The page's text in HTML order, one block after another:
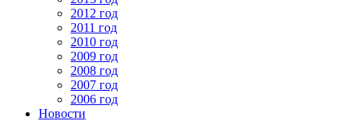
2012 год
2011 год
2010 год
2009 год
2008 год
2007 год
2006 год
Новости